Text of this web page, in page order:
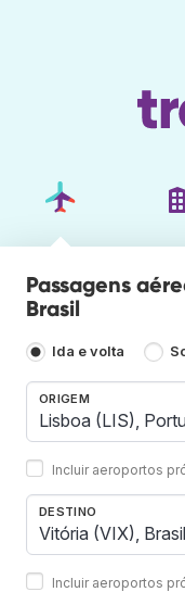
Passagens
Brasil
Ida e volta
ORIGEM
Incluir aeroportos
DESTINO
Incluir aeroportos